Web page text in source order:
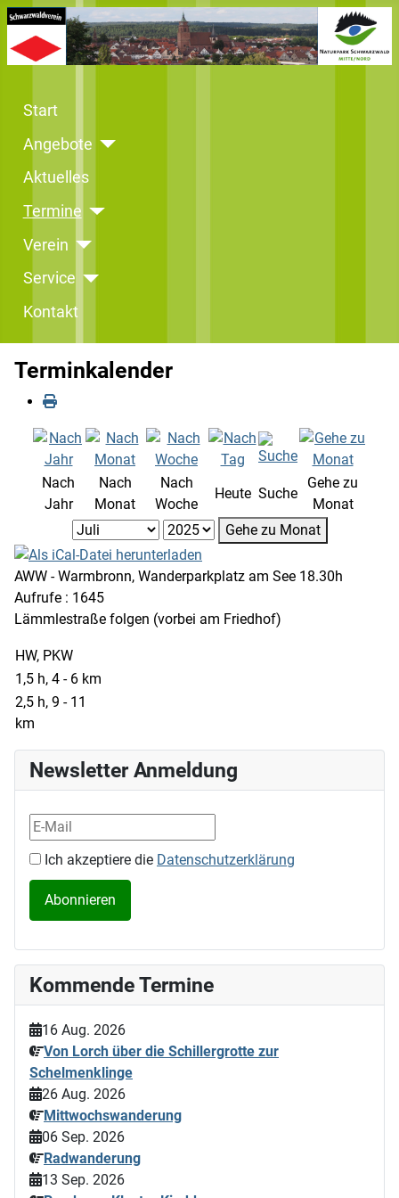
Start
Angebote
Aktuelles
Termine
Verein
Service
Kontakt
Terminkalender
Nach
Jahr
Nach
Monat
Nach
Woche
Heute Suche
Gehe zu
Monat
Gehe zu Monat
AWW - Warmbronn, Wanderparkplatz am See 18.30h
Aufrufe : 1645
Lämmlestraße folgen (vorbei am Friedhof)
HW, PKW
1,5 h, 4 - 6 km
2,5 h, 9 - 11
km
Newsletter Anmeldung
Ich akzeptiere die Datenschutzerklärung
Kommende Termine
16 Aug. 2026
Von Lorch über die Schillergrotte zur
Schelmenklinge
26 Aug. 2026
Mittwochswanderung
06 Sep. 2026
Radwanderung
13 Sep. 2026